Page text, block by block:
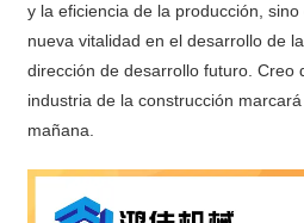
y la eficiencia de la producción,
nueva vitalidad en el desarrollo de
dirección de desarrollo futuro. Creo
industria de la construcción
mañana.